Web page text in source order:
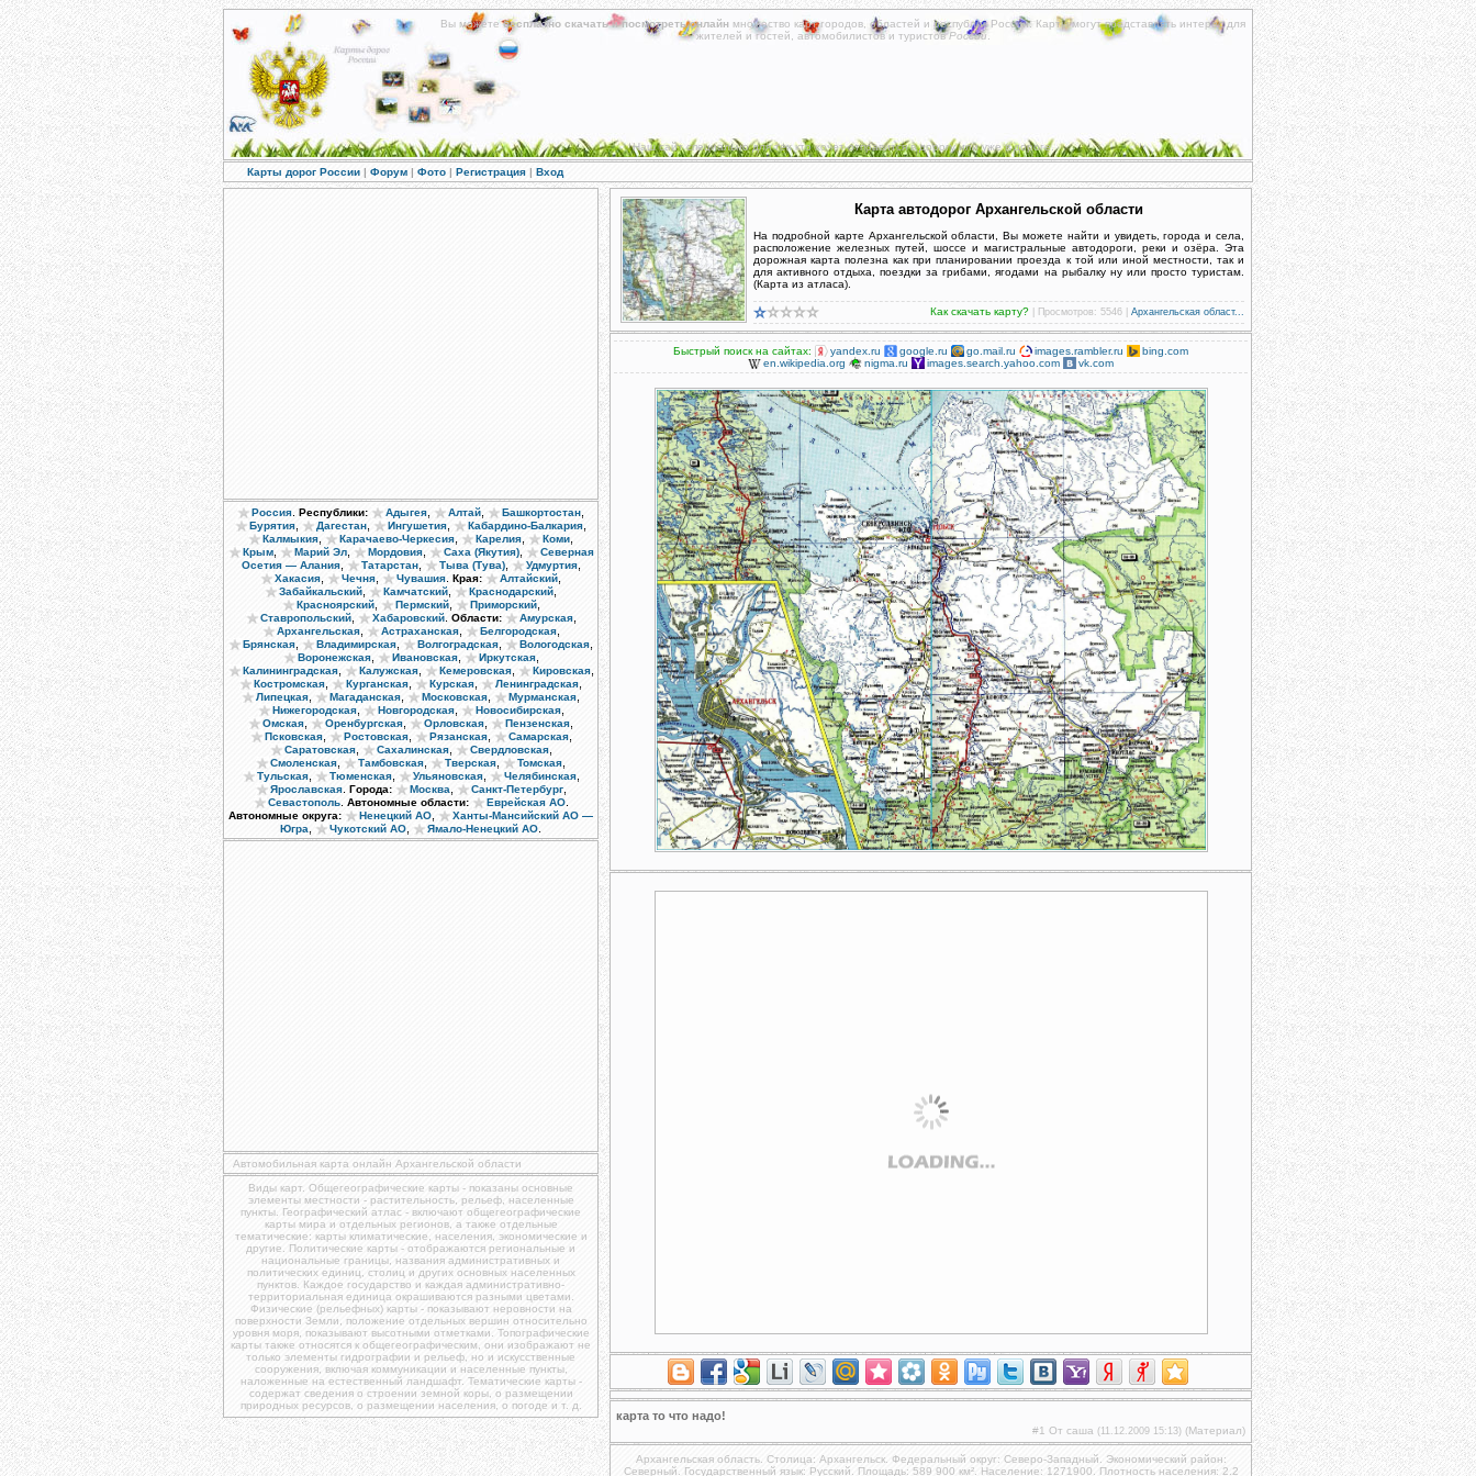
Вы можетебесплатно скачатьипосмотреть онлайн множество карт городов, областей и республик России. Карты могут представлять интерес для
жителей и гостей, автомобилистов и туристовРоссии
Наш сайт специально для тех кто хочет отправится в дорогу или уже в дороге.
Карты дорог России | Форум | Фото | Регистрация | Вход
Россия Республики: Адыгея Алтай Башкортостан
Бурятия Дагестан Ингушетия Кабардино-Балкария
Калмыкия Карачаево-Черкесия Карелия Коми
Крым, Марий Эл, Мордовия, Саха (Якутия),
Северная
Осетия — Алания, Татарстан, Тыва (Тува), Удмуртия,
Хакасия Чечня Чувашия Края: Алтайский
Забайкальский Камчатский Краснодарский
Красноярский, Пермский, Приморский,
Ставропольский, Хабаровский. Области: Амурская,
Архангельская, Астраханская, Белгородская,
Брянская Владимирская Волгоградская Вологодская
Воронежская, Ивановская, Иркутская,
Калининградская, Калужская, Кемеровская, Кировская,
Костромская Курганская Курская Ленинградская
Липецкая Магаданская Московская Мурманская
Нижегородская, Новгородская, Новосибирская,
Омская Оренбургская Орловская Пензенская
Псковская, Ростовская, Рязанская, Самарская,
Саратовская, Сахалинская, Свердловская,
Смоленская Тамбовская Тверская Томская
Тульская, Тюменская, Ульяновская, Челябинская,
Ярославская. Города: Москва Санкт-Петербург,
Севастополь. Автономные области: Еврейская АО.
Автономные округа: Ненецкий АО
Ханты-Мансийский АО —
Югра
Чукотский АО Ямало-Ненецкий АО
Автомобильная карта онлайн Архангельской области
Виды карт. Общегеографические карты - показаны основные
элементы местности - растительность, рельеф, населенные
пункты. Географический атлас - включают общегеографические
карты мира и отдельных регионов, а также отдельные
тематические: карты климатические, населения, экономические и
другие. Политические карты - отображаются региональные и
национальные границы, названия административных и
политических единиц, столиц и других основных населенных
пунктов. Каждое государство и каждая административно-
территориальная единица окрашиваются разными цветами.
Физические (рельефных) карты - показывают неровности на
поверхности Земли, положение отдельных вершин относительно
уровня моря, показывают высотными отметками. Топографические
карты также относятся к общегеографическим, они изображают не
только элементы гидрографии и рельеф, но и искусственные
сооружения, включая коммуникации и населенные пункты,
наложенные на естественный ландшафт. Тематические карты -
содержат сведения о строении земной коры, о размещении
природных ресурсов, о размещении населения, о погоде и т. д.
Карта автодорог Архангельской области
На подробной карте Архангельской области, Вы можете найти и увидеть, города и села,
расположение железных путей, шоссе и магистральные автодороги, реки и озёра. Эта
дорожная карта полезна как при планировании проезда к той или иной местности, так и
для активного отдыха, поездки за грибами, ягодами на рыбалку ну или просто туристам.
(Карта из атласа).
Как скачать карту? | Просмотров: 5546 | Архангельская област...
Быстрый поиск на сайтах: yandex.ru google.ru go.mail.ru images.rambler.ru
bing.com
en.wikipedia.org
nigma.ru images.search.yahoo.com vk.com
карта то что надо!
#1 От саша (11.12.2009 15:13) (Материал)
Архангельская область. Столица: Архангельск. Федеральный округ: Северо-Западный. Экономический район:
Северный. Государственный язык: Русский. Площадь: 589 900 км². Население: 1271900. Плотность населения: 2.2